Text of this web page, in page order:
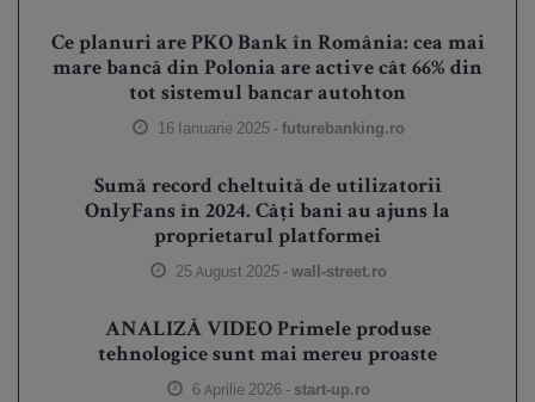
Ce planuri are PKO Bank în România: cea mai
mare bancă din Polonia are active cât 66% din
tot sistemul bancar autohton
16 Ianuarie 2025 -futurebanking.ro
Sumă record cheltuită de utilizatorii
OnlyFans în 2024. Câți bani au ajuns la
proprietarul platformei
25 August 2025 -wall-street.ro
ANALIZĂ VIDEO Primele produse
tehnologice sunt mai mereu proaste
6 Aprilie 2026 - start-up.ro